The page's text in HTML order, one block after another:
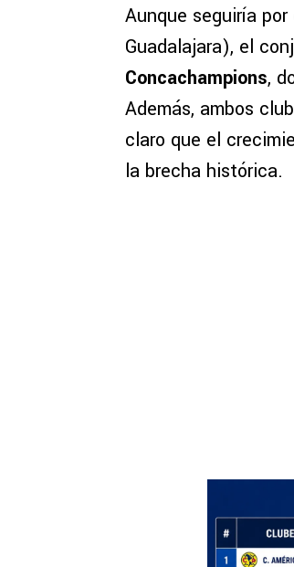
Aunque seguiría
Guadalajara), el
Concachampions,
Además, ambos
claro que el
la brecha histórica.